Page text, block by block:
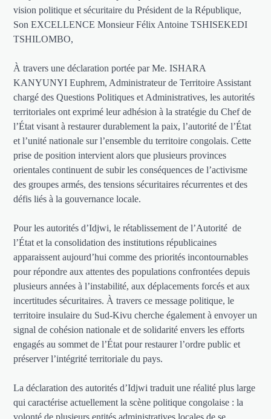
vision politique et sécuritaire du Président de la République,
Son EXCELLENCE Monsieur Félix Antoine TSHISEKEDI
TSHILOMBO,
À travers une déclaration portée par Me. ISHARA
KANYUNYI Euphrem, Administrateur de Territoire Assistant
chargé des Questions Politiques et Administratives, les autorités
territoriales ont exprimé leur adhésion à la stratégie du Chef de
l’État visant à restaurer durablement la paix, l’autorité de l’État
et l’unité nationale sur l’ensemble du territoire congolais. Cette
prise de position intervient alors que plusieurs provinces
orientales continuent de subir les conséquences de l’activisme
des groupes armés, des tensions sécuritaires récurrentes et des
défis liés à la gouvernance locale.
Pour les autorités d’Idjwi, le rétablissement de l’Autorité de
l’État et la consolidation des institutions républicaines
apparaissent aujourd’hui comme des priorités incontournables
pour répondre aux attentes des populations confrontées depuis
plusieurs années à l’instabilité, aux déplacements forcés et aux
incertitudes sécuritaires. À travers ce message politique, le
territoire insulaire du Sud-Kivu cherche également à envoyer un
signal de cohésion nationale et de solidarité envers les efforts
engagés au sommet de l’État pour restaurer l’ordre public et
préserver l’intégrité territoriale du pays.
La déclaration des autorités d’Idjwi traduit une réalité plus large
qui caractérise actuellement la scène politique congolaise : la